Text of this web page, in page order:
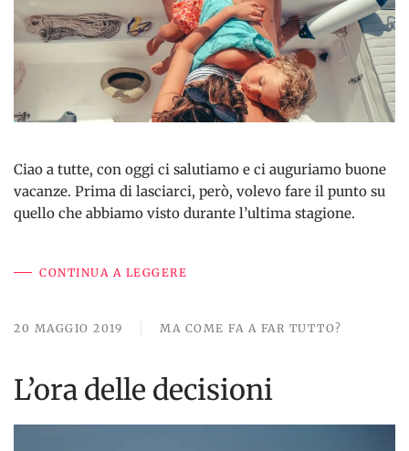
Ciao a tutte, con oggi ci salutiamo e ci auguriamo buone
vacanze. Prima di lasciarci, però, volevo fare il punto su
quello che abbiamo visto durante l’ultima stagione.
CONTINUA A LEGGERE
20 MAGGIO 2019 MA COME FA A FAR TUTTO?
L’ora delle decisioni